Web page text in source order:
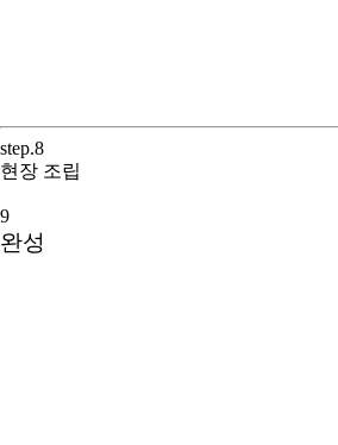
step.8
현장 조립
9
완성